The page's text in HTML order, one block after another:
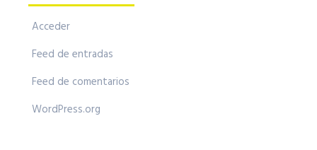
Acceder
Feed de entradas
Feed de comentarios
WordPress.org